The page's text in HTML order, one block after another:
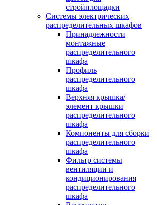
стройплощадки
Системы электрических
распределительных шкафов
Принадлежности
монтажные
распределительного
шкафа
Профиль
распределительного
шкафа
Верхняя крышка/
элемент крышки
распределительного
шкафа
Компоненты для сборки
распределительного
шкафа
Фильтр системы
вентиляции и
кондиционирования
распределительного
шкафа